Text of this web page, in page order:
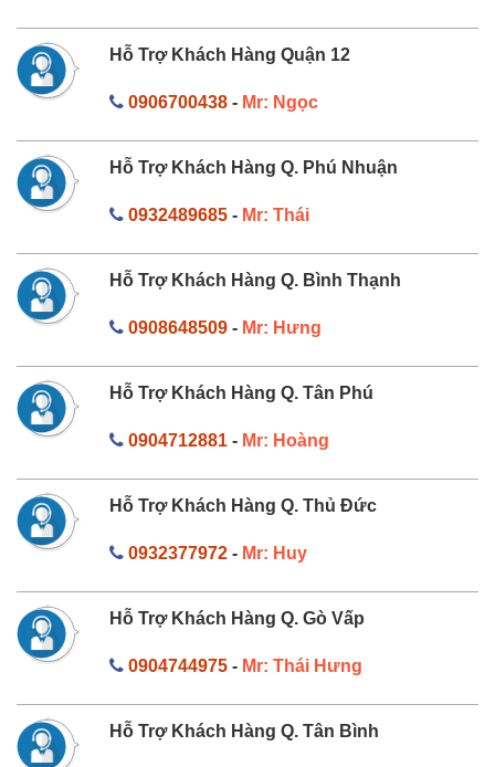
Hỗ Trợ Khách Hàng Quận 12
0906700438- Mr: Ngọc
Hỗ Trợ Khách Hàng Q. Phú Nhuận
0932489685- Mr: Thái
Hỗ Trợ Khách Hàng Q. Bình Thạnh
0908648509- Mr: Hưng
Hỗ Trợ Khách Hàng Q. Tân Phú
0904712881- Mr: Hoàng
Hỗ Trợ Khách Hàng Q. Thủ Đức
0932377972- Mr: Huy
Hỗ Trợ Khách Hàng Q. Gò Vấp
0904744975- Mr: Thái Hưng
Hỗ Trợ Khách Hàng Q. Tân Bình